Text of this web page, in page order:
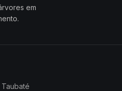
em
Taubaté